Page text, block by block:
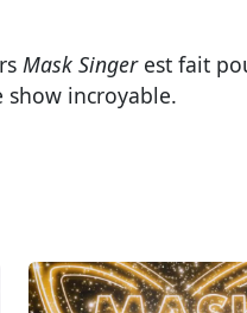
Mask Singerest fait
show incroyable.